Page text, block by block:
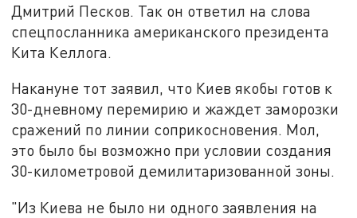
Дмитрий Песков. Так он ответил на слова
спецпосланника американского президента
Кита Келлога.
Накануне тот заявил, что Киев якобы готов к
30-дневному перемирию и жаждет заморозки
сражений по линии соприкосновения. Мол,
это было бы возможно при условии создания
30-километровой демилитаризованной зоны.
"Из Киева не было ни одного заявления на